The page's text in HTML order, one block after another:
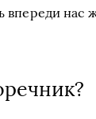
впереди нас